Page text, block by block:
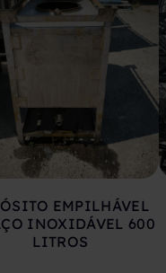
EMPILHÁVEL
INOXIDÁVEL 600
LITROS